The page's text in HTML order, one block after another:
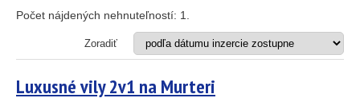
Dom
Dom s apartmánmi
Investičný projekt
Stavebný pozemok
Počet nájdených nehnuteľností: 1
Zoradiť
Luxusné vily 2v1 na Murteri